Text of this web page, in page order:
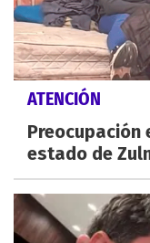
ATENCIÓN
Preocupación
estado de